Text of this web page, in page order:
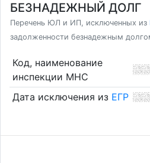
БЕЗНАДЕЖНЫЙ ДОЛГ
Перечень ЮЛ и ИП, исключенных из
задолженности безнадежным
Код, наименование
инспекции МНС
Дата исключения из ЕГР